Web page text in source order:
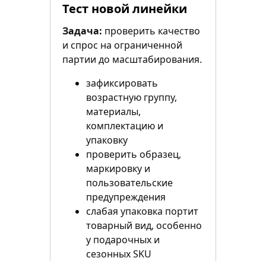
Тест новой линейки
Задача: проверить качество
и спрос на ограниченной
партии до масштабирования.
зафиксировать
возрастную группу,
материалы,
комплектацию и
упаковку
проверить образец,
маркировку и
пользовательские
предупреждения
слабая упаковка портит
товарный вид, особенно
у подарочных и
сезонных SKU